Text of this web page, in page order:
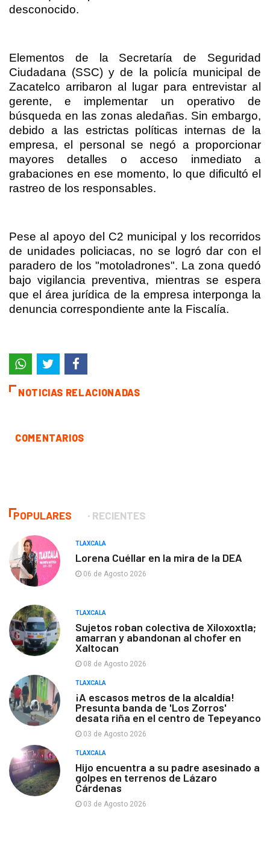
desconocido.
Elementos de la Secretaría de Seguridad
Ciudadana (SSC) y de la policía municipal de
Zacatelco arribaron al lugar para entrevistar al
gerente, e implementar un operativo de
búsqueda en las zonas aledañas. Sin embargo,
debido a las estrictas políticas internas de la
empresa, el personal se negó a proporcionar
mayores detalles o acceso inmediato a
grabaciones en ese momento, lo que dificultó el
rastreo de los responsables.
Pese al apoyo del C2 municipal y los recorridos
de unidades policiacas, no se logró dar con el
paradero de los "motoladrones". La zona quedó
bajo vigilancia preventiva, mientras se espera
que el área jurídica de la empresa interponga la
denuncia correspondiente ante la Fiscalía.
NOTICIAS RELACIONADAS
COMENTARIOS
POPULARES RECIENTES
TLAXCALA
Lorena Cuéllar en la mira de la DEA
06 de Agosto 2026
TLAXCALA
Sujetos roban colectiva de Xiloxoxtla;
amarran y abandonan al chofer en
Xaltocan
08 de Agosto 2026
TLAXCALA
¡A escasos metros de la alcaldía!
Presunta banda de 'Los Zorros'
desata riña en el centro de Tepeyanco
03 de Agosto 2026
TLAXCALA
Hijo encuentra a su padre asesinado a
golpes en terrenos de Lázaro
Cárdenas
03 de Agosto 2026